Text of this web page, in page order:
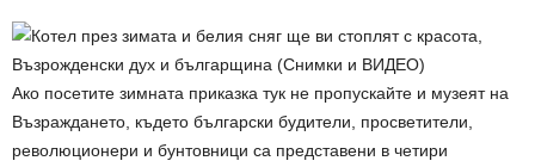
Ако посетите зимната приказка тук не пропускайте и музеят на
Възраждането, където български будители, просветители,
революционери и бунтовници са представени в четири